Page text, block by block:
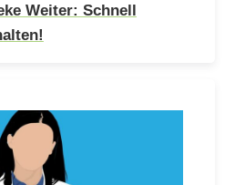
Weiter: Schnell